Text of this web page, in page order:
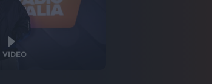
VIDEO